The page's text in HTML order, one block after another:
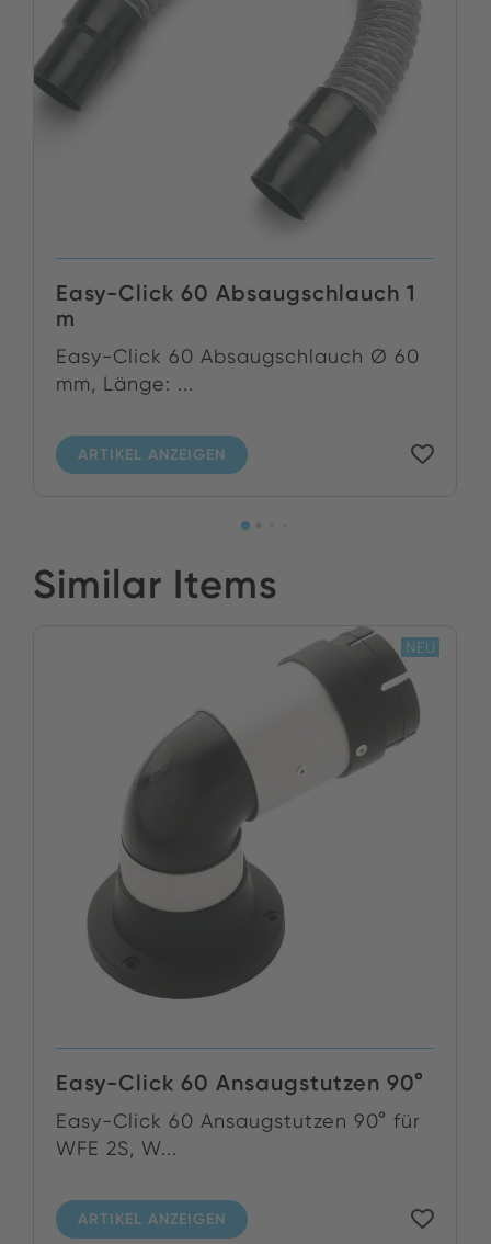
Easy-Click 60 Absaugschlauch 1
m
Easy-Click 60 Absaugschlauch Ø 60
mm, Länge: ...
ARTIKEL ANZEIGEN
Similar Items
Easy-Click 60 Ansaugstutzen 90°
Easy-Click 60 Ansaugstutzen 90° für
WFE 2S, W...
ARTIKEL ANZEIGEN
NEU